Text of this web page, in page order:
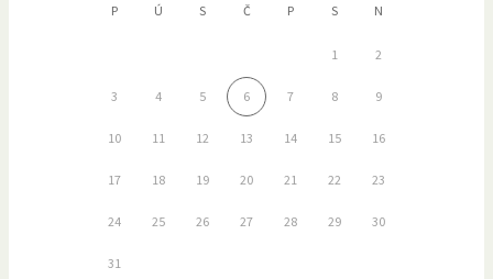
P Ú S Č P S N
1 2
3 4 5 6 7 8 9
10 11 12 13 14 15 16
17 18 19 20 21 22 23
24 25 26 27 28 29 30
31